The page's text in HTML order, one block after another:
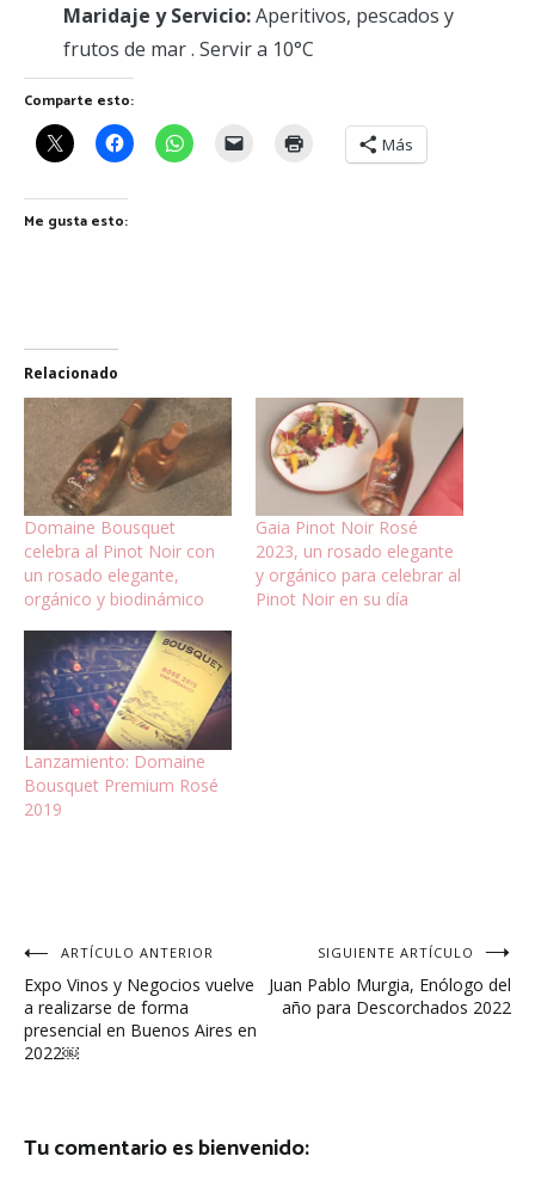
Maridaje y Servicio:Aperitivos, pescados y
frutos de mar . Servir a 10°C
Comparte esto:
Más
Me gusta esto:
Relacionado
Domaine Bousquet
celebra al Pinot Noir con
un rosado elegante,
orgánico y biodinámico
Gaia Pinot Noir Rosé
2023, un rosado elegante
y orgánico para celebrar al
Pinot Noir en su día
Lanzamiento: Domaine
Bousquet Premium Rosé
2019
Navegación
de
entradas
ARTÍCULO ANTERIOR
Expo Vinos y Negocios vuelve
a realizarse de forma
presencial en Buenos Aires en
2022￼
SIGUIENTE ARTÍCULO
Juan Pablo Murgia, Enólogo del
año para Descorchados 2022
Tu comentario es bienvenido: